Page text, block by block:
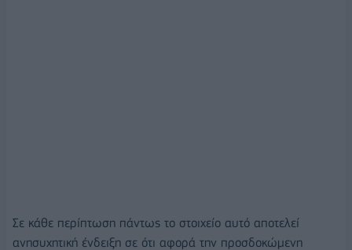
Σε κάθε περίπτωση πάντως το στοιχείο αυτό αποτελεί
ανησυχητική ένδειξη σε ότι αφορά την προσδοκώμενη